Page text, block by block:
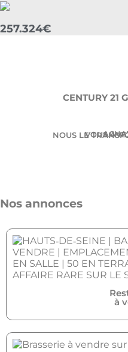
257.324€
CENTURY 21
VOUS
NOUS LE
Nos annonces
à